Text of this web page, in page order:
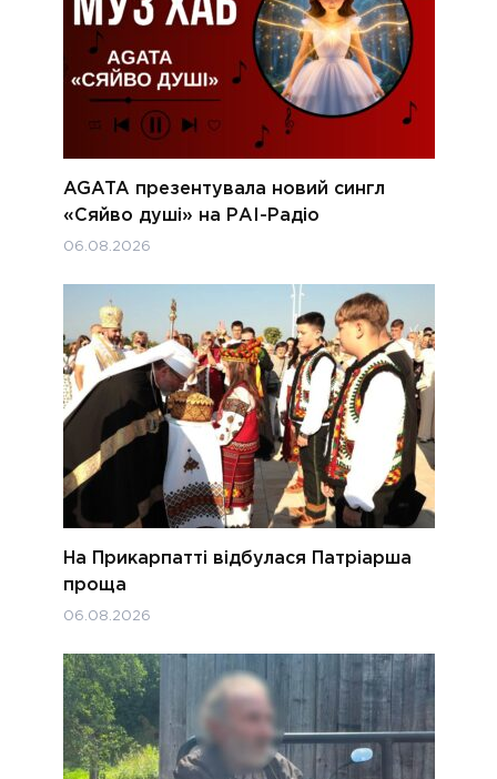
AGATA презентувала новий сингл
«Сяйво душі» на РАІ-Радіо
06.08.2026
На Прикарпатті відбулася Патріарша
проща
06.08.2026